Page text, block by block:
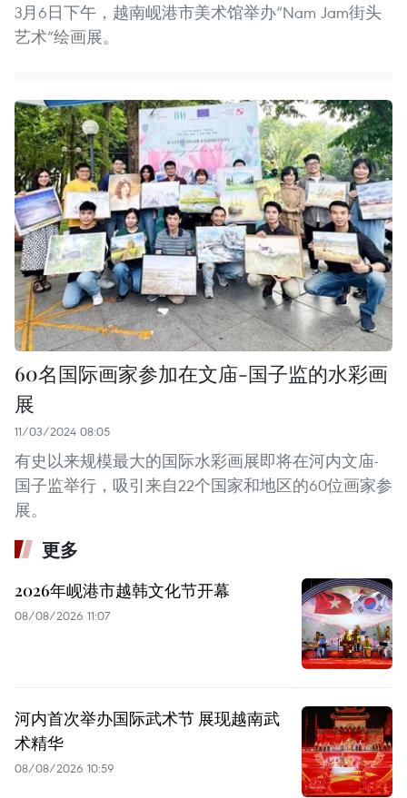
3月6日下午，越南岘港市美术馆举办“Nam Jam街头
艺术”绘画展。
60名国际画家参加在文庙-国子监的水彩画
展
11/03/2024 08:05
有史以来规模最大的国际水彩画展即将在河内文庙-
国子监举行，吸引来自22个国家和地区的60位画家参
展。
更多
2026年岘港市越韩文化节开幕
08/08/2026 11:07
河内首次举办国际武术节 展现越南武
术精华
08/08/2026 10:59